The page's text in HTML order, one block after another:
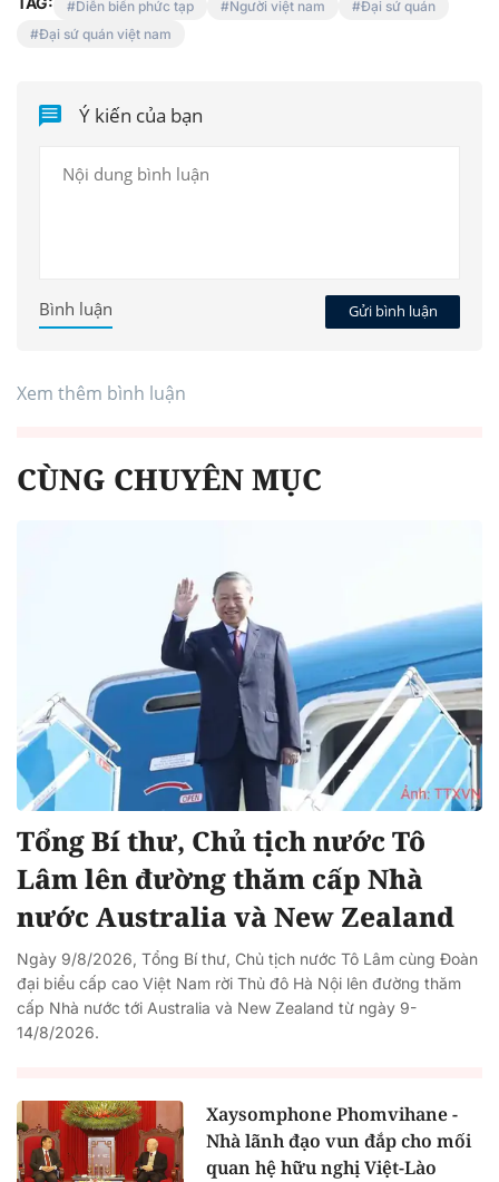
Diễn biến phức tạp Người việt nam
Đại sứ quán
Đại sứ quán việt nam
Ý kiến của bạn
Gửi bình luận
Bình luận
Xem thêm bình luận
CÙNG CHUYÊN MỤC
Tổng Bí thư, Chủ tịch nước Tô
Lâm lên đường thăm cấp Nhà
nước Australia và New Zealand
Ngày 9/8/2026, Tổng Bí thư, Chủ tịch nước Tô Lâm cùng Đoàn
đại biểu cấp cao Việt Nam rời Thủ đô Hà Nội lên đường thăm
cấp Nhà nước tới Australia và New Zealand từ ngày 9-
14/8/2026.
Xaysomphone Phomvihane -
Nhà lãnh đạo vun đắp cho mối
quan hệ hữu nghị Việt-Lào